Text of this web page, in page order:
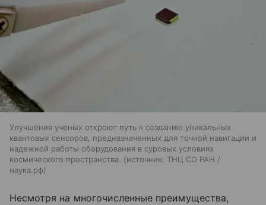
Улучшения ученых откроют путь к созданию уникальных
квантовых сенсоров, предназначенных для точной навигации и
надежной работы оборудования в суровых условиях
космического пространства.
источник: ТНЦ СО РАН /
наука.рф
Несмотря на многочисленные преимущества,